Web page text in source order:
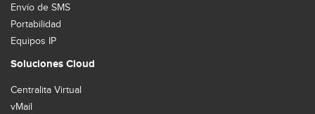
Envío de SMS
Portabilidad
Equipos IP
Soluciones Cloud
Centralita Virtual
vMail